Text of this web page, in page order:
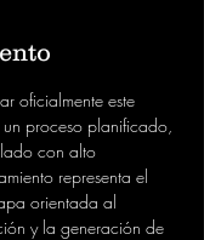
oficialmente este
proceso planificado,
con alto
representa el
orientada al
y la generación de